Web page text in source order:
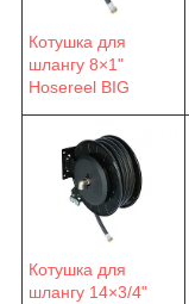
Котушка для
шлангу 8×1"
Hosereel BIG
Котушка для
шлангу 14×3/4"